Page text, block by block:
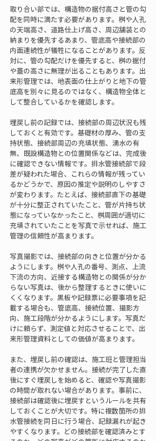
取り合い部では、構造物の据付高さと管の勾
配を同時に満たす必要があります。桝や人孔
の天端高さ、道路仕上げ高さ、周辺舗装との
納まりを優先するあまり、管底高や接続部の
内面連続性が犠牲になることがあります。反
対に、管の勾配だけを優先すると、桝の据付
や蓋の高さに無理が出ることもあります。出
来形管理では、地表面の仕上がりと地下の管
底高を別々に見るのではなく、構造物全体と
して整合しているかを確認します。
埋戻し前の記録では、接続部の周辺状況も残
しておくと有効です。基礎材の厚み、管の支
持状態、接続部周辺の充填状態、湧水の有
無、既設構造物との位置関係などは、完成後
に確認できない情報です。排水管接続部で段
差が疑われた場合、これらの情報が残ってい
るかどうかで、原因の推定や説明のしやすさ
が変わります。たとえば、接続部直下の基礎
が十分に整正されていたこと、管が片持ち状
態になっていなかったこと、桝周囲が適切に
充填されていたことを写真で示せれば、施工
管理の信頼性が高まります。
写真撮影では、接続部の向きと位置が分かる
ようにします。桝や人孔の番号、測点、上流
下流の方向、近接する構造物との関係が分か
らない写真は、後から整理するときに使いに
くくなります。黒板や記録票に必要事項を記
載する場合も、管底高、接続位置、撮影方
向、施工段階が分かるようにします。写真だ
けに頼らず、測定値と対応させることで、出
来形管理資料としての価値が高まります。
また、埋戻し前の確認は、施工班と管理担当
者の連携が欠かせません。接続が完了した直
後にすぐ埋戻しを始めると、確認や写真撮影
の時間が取れない場合があります。事前に、
接続部は確認後に埋戻すというルールを共有
しておくことが大切です。特に複数箇所の排
水管接続を同日に行う場合、記録漏れが起き
やすくなります。どの接続部を確認済みとす